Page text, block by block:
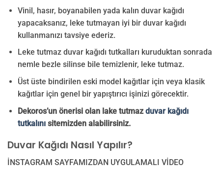
Vinil, hasır, boyanabilen yada kalın duvar kağıdı
yapacaksanız, leke tutmayan iyi bir duvar kağıdı
kullanmanızı tavsiye ederiz.
Leke tutmaz duvar kağıdı tutkalları kuruduktan sonrada
nemle bezle silinse bile temizlenir, leke tutmaz.
Üst üste bindirilen eski model kağıtlar için veya klasik
kağıtlar için genel bir yapıştırıcı işinizi görecektir.
Dekoros’un önerisi olan lake tutmazduvar kağıdı
tutkalınısitemizden alabilirsiniz.
Duvar Kağıdı Nasıl Yapılır?
İNSTAGRAM SAYFAMIZDAN UYGULAMALI VİDEO